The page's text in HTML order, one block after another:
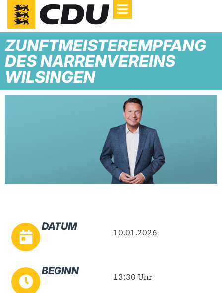
ZUNFTMEISTEREMPFANG
DES NARRENVEREINS
WILSINGEN
DATUM 10.01.2026
BEGINN 13:30 Uhr